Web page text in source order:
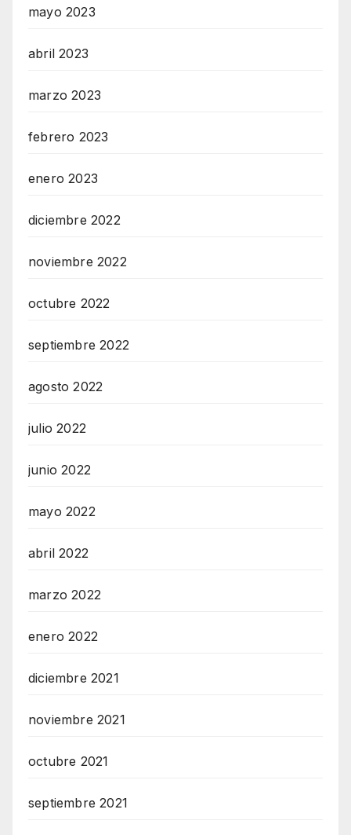
mayo 2023
abril 2023
marzo 2023
febrero 2023
enero 2023
diciembre 2022
noviembre 2022
octubre 2022
septiembre 2022
agosto 2022
julio 2022
junio 2022
mayo 2022
abril 2022
marzo 2022
enero 2022
diciembre 2021
noviembre 2021
octubre 2021
septiembre 2021